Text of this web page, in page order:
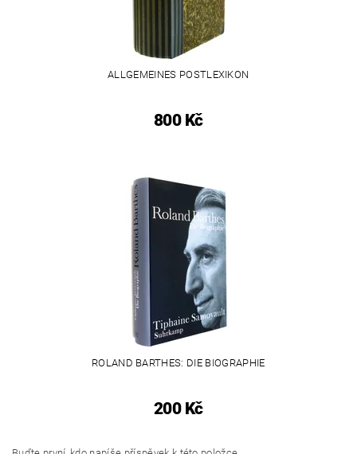
ALLGEMEINES POSTLEXIKON
800 Kč
ROLAND BARTHES: DIE BIOGRAPHIE
200 Kč